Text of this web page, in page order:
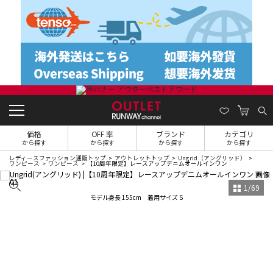
価格
から探す
OFF 率
から探す
ブランド
から探す
カテゴリ
から探す
レディースファッション通販トップ アウトレットトップ Ungrid（アングリッド）
ワンピース ワンピース 【10周年限定】レースアップデニムオールインワン
モデル身長 155cm 着用サイズ S
1 /69